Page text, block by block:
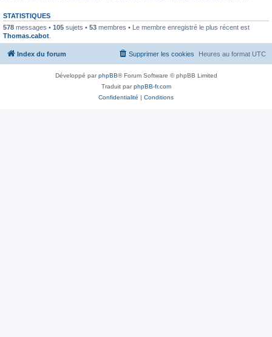
STATISTIQUES
578 messages • 105 sujets • 53 membres • Le membre enregistré le plus récent est
Thomas.cabot
Index du forum Heures au format UTC
Supprimer les cookies
Développé parphpBB® Forum Software © phpBB Limited
Traduit parphpBB-fr.com
Confidentialité | Conditions